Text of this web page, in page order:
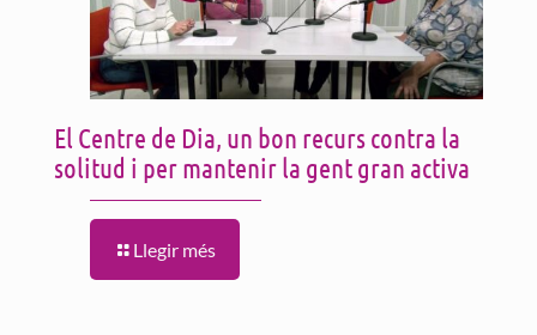
El Centre de Dia, un bon recurs contra la
solitud i per mantenir la gent gran activa
Llegir més